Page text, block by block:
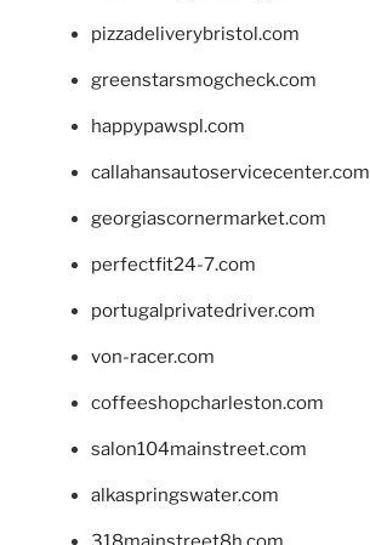
pizzadeliverybristol.com
greenstarsmogcheck.com
happypawspl.com
callahansautoservicecenter.com
georgiascornermarket.com
perfectfit24-7.com
portugalprivatedriver.com
von-racer.com
coffeeshopcharleston.com
salon104mainstreet.com
alkaspringswater.com